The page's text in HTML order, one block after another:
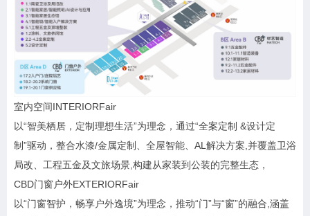
室内空间INTERIORFair
以“智美栖居，定制理想生活”为理念，通过“全案定制 &设计定
制”驱动，整合水漆/金属定制、全屋智能、AL解决方案,并覆盖卫浴
局改、工程五金及文旅场景,构建从家装到公装的完整生态，
CBD门窗户外EXTERIORFair
以“门窗智护，畅享户外逸境”为理念，推动“门”与“窗”的融合,涵盖